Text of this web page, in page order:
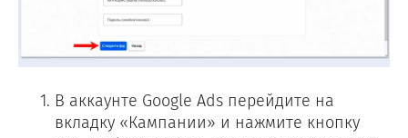
В аккаунте Google Ads перейдите на
вкладку «Кампании» и нажмите кнопку